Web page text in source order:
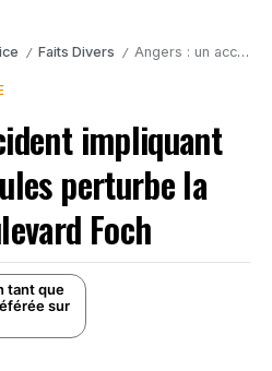
/ Faits Divers / Angers : un accident impliquant plusieurs véhicules perturbe la circulation boulevard Foch
impliquant
perturbe la
Foch
tant que
sur